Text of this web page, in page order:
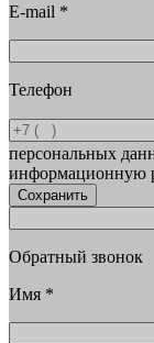
E-mail *
Телефон
персональных
информационную
Сохранить
Обратный звонок
Имя *